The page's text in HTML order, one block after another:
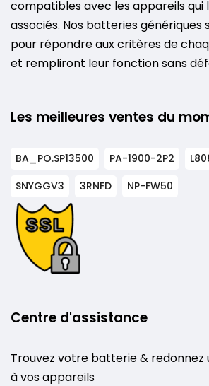
compatibles avec les appareils qui
associés. Nos batteries génériques
pour répondre aux critères de
et rempliront leur fonction sans
Les meilleures ventes du
BA_PO.SP13500 PA-1900-2P2
SNYGGV3
3RNFD NP-FW50
Centre d'assistance
Trouvez votre batterie & redonnez
à vos appareils